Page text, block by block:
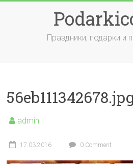
Праздники, подарки и
admin
17.03.2016 0 Comment